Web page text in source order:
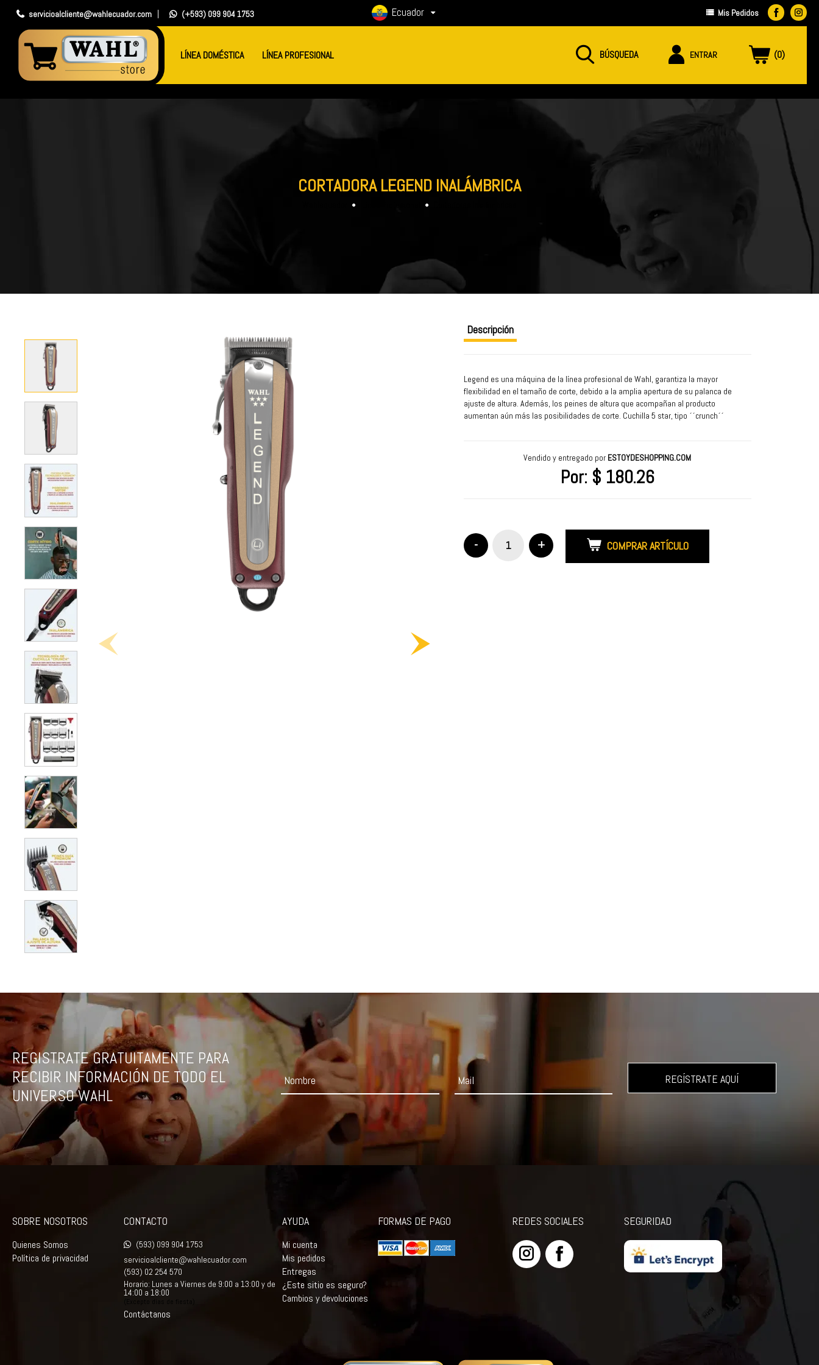
servicioalcliente@wahlecuador.com (+593) 099 904 1753 Ecuador
LÍNEA DOMÉSTICA LÍNEA PROFESIONAL ENTRAR 0
CORTADORA LEGEND INALÁMBRICA
Legend es una máquina de la línea profesional de Wahl, garantiza la mayor
flexibilidad en el tamaño de corte, debido a la amplia apertura de su palanca de
ajuste de altura. Además, los peines de altura que acompañan al producto
aumentan aún más las posibilidades de corte. Cuchilla 5 star, tipo ´´crunch´´
Es por eso que Legend es la máquina ideal para trabajar en el corte gradual de su
cliente. Pero ella no solo hace eso, ¡hace todo tipo de recortes, desde tradicionales
Vendido y entregado por ESTOYDESHOPPING.COM
Por: $ 180.26
SOBRE NOSOTROS
Quienes Somos
Política de privacidad
CONTACTO
(593) 099 904 1753
servicioalcliente@wahlecuador.com
(593) 02 254 570
Horario: Lunes a Viernes de 9:00 a 13:00 y de
14:00 a 18:00
Contáctanos
AYUDA
Mi cuenta
Mis pedidos
Entregas
¿Este sitio es seguro?
Cambios y devoluciones
FORMAS DE PAGO REDES SOCIALES SEGURIDAD